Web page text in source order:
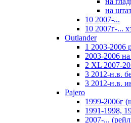
на
10 2007-...
10 2007г-...
Outlander
1 2003-2006
2003-2006
2 XL 2007-
3 2012-н.в.
3 2012-н.в.
Pajero
1999-2006г
1991-1998,
2007-...